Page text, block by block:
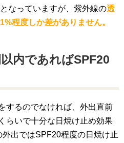
なっていますが、紫外線の透
程度しか差がありません。
内であればSPF20
するのでなければ、外出直前
らいで十分な日焼け止め効果
出ではSPF20程度の日焼け止